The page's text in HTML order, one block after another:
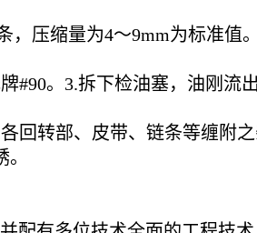
压缩量为4～9mm为标准值
#90。3.拆下检油塞，油刚流
回转部、皮带、链条等缠附